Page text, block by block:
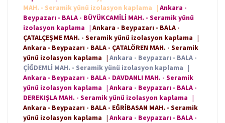
MAH. - Seramik yünü izolasyon kaplama
| Ankara -
Beypazarı - BALA - BÜYÜKCAMİLİ MAH. - Seramik yünü
izolasyon kaplama | Ankara - Beypazarı - BALA -
ÇATALÇEŞME MAH. - Seramik yünü izolasyon kaplama |
Ankara - Beypazarı - BALA - ÇATALÖREN MAH. - Seramik
yünü izolasyon kaplama | Ankara - Beypazarı - BALA -
ÇİĞDEMLİ MAH. - Seramik yünü izolasyon kaplama |
Ankara - Beypazarı - BALA - DAVDANLI MAH. - Seramik
yünü izolasyon kaplama | Ankara - Beypazarı - BALA -
DEREKIŞLA MAH. - Seramik yünü izolasyon kaplama |
Ankara - Beypazarı - BALA - EĞRİBASAN MAH. - Seramik
yünü izolasyon kaplama | Ankara - Beypazarı - BALA -